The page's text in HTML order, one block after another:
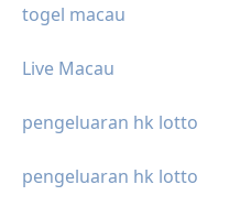
togel macau
Live Macau
pengeluaran hk lotto
pengeluaran hk lotto